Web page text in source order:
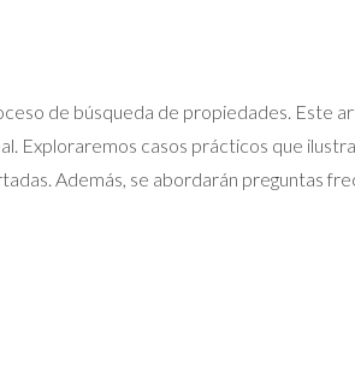
de búsqueda de propiedades. Este
Exploraremos casos prácticos que
Además, se abordarán preguntas